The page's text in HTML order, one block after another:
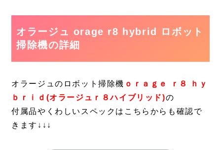
オラージュ orage r8 hybrid ロボット
掃除機の詳細
オラージュのロボット掃除機 ｏｒａｇｅ ｒ８ ｈｙ
ｂｒｉｄ(オラージュｒ８ハイブリッド)の
付属品やくわしいスペックはこちらからも確認で
きます↓↓↓